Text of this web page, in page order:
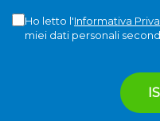
Ho letto l'Informativa
miei dati personali